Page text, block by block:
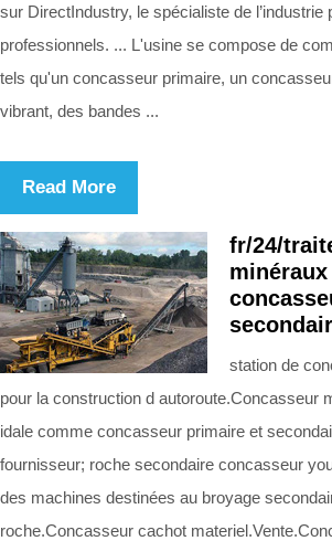
sur DirectIndustry, le spécialiste de l’industrie
professionnels. ... L'usine se compose de
tels qu'un concasseur primaire, un
vibrant, des bandes ...
Read More
fr/24/
station de
pour la construction d autoroute.Concasseur
idale comme concasseur primaire et
fournisseur; roche secondaire concasseur
des machines destinées au broyage
roche.Concasseur cachot